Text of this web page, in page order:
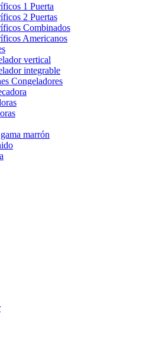
1 Puerta
2 Puertas
Combinados
Americanos
vertical
integrable
Congeladores
marrón